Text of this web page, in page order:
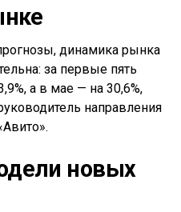
динамика рынка
за первые пять
а в мае — на 30,6%,
направления
новых